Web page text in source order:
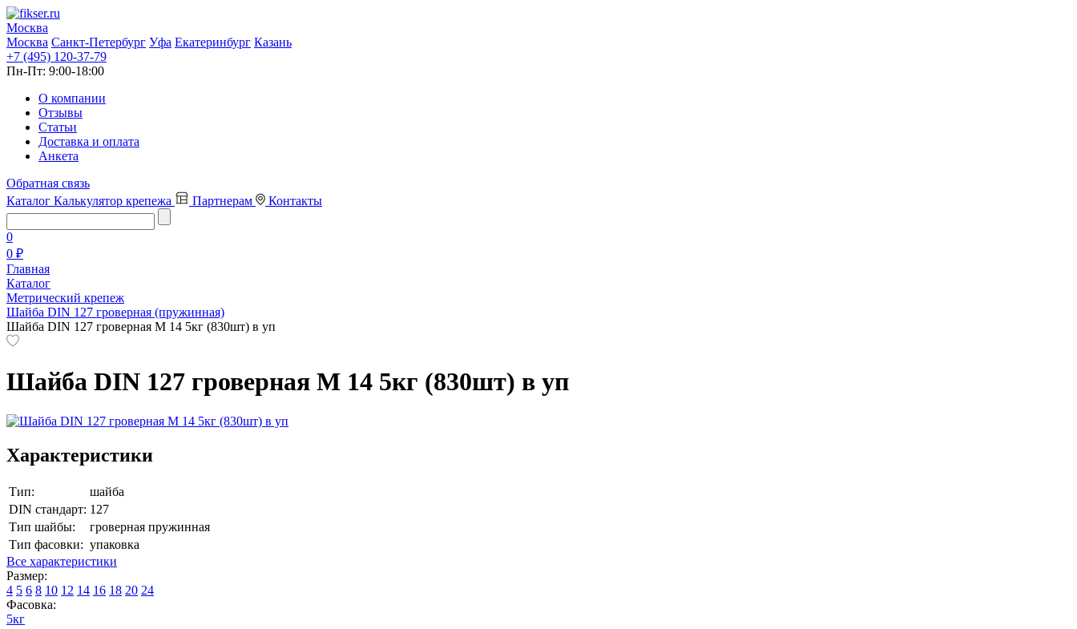
Москва
Москва Санкт-Петербург Уфа Екатеринбург Казань
+7 (495) 120-37-79
Пн-Пт: 9:00-18:00
О компании
Отзывы
Статьи
Доставка и оплата
Анкета
Обратная связь
Каталог Калькулятор крепежа Партнерам Контакты
0
0 ₽
Главная
Каталог
Метрический крепеж
Шайба DIN 127 гроверная (пружинная)
Шайба DIN 127 гроверная М 14 5кг (830шт) в уп
Шайба DIN 127 гроверная М 14 5кг (830шт) в уп
Характеристики
Тип:
шайба
DIN стандарт: 127
Тип шайбы:
гроверная пружинная
Тип фасовки: упаковка
Все характеристики
Размер:
4 5 6 8 10 12 14 16 18 20 24
Фасовка:
5кг